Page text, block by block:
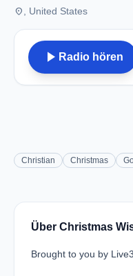
place , United States
play_arrow Radio hören
Christian Christmas
Über Christmas
Brought to you by